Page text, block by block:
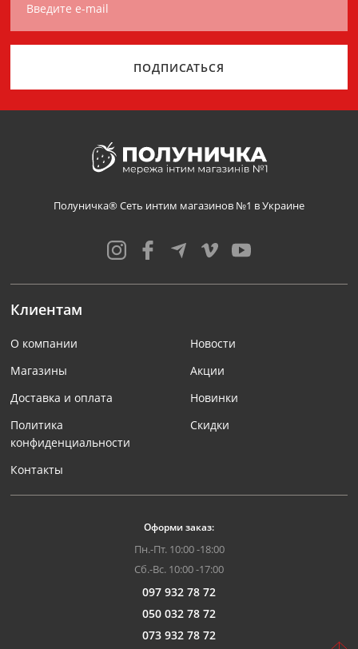
Введите e-mail
ПОДПИСАТЬСЯ
Полуничка® Сеть интим магазинов №1 в Украине
Клиентам
О компании
Магазины
Доставка и оплата
Политика
конфиденциальности
Контакты
Новости
Акции
Новинки
Скидки
Оформи заказ:
Пн.-Пт. 10:00 -18:00
Сб.-Вс. 10:00 -17:00
097 932 78 72
050 032 78 72
073 932 78 72